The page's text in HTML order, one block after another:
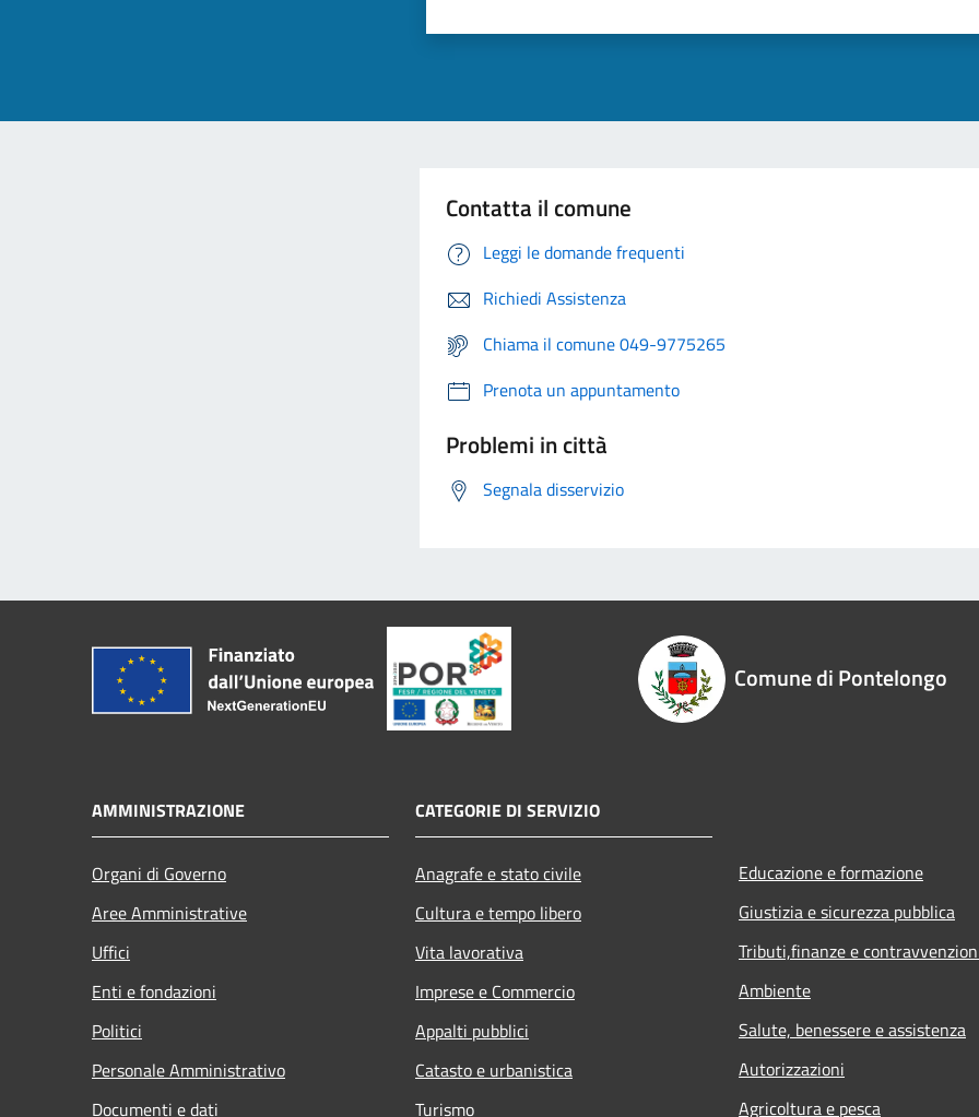
Contatta il comune
Leggi le domande frequenti
Richiedi Assistenza
Chiama il comune 049-9775265
Prenota un appuntamento
Problemi in città
Segnala disservizio
Comune di Pontelongo
AMMINISTRAZIONE
Organi di Governo
Aree Amministrative
Uffici
Enti e fondazioni
Politici
Personale Amministrativo
Documenti e dati
CATEGORIE DI SERVIZIO
Anagrafe e stato civile
Cultura e tempo libero
Vita lavorativa
Imprese e Commercio
Appalti pubblici
Catasto e urbanistica
Turismo
Educazione e formazione
Giustizia e sicurezza pubblica
Tributi,finanze e
Ambiente
Salute, benessere e assistenza
Autorizzazioni
Agricoltura e pesca